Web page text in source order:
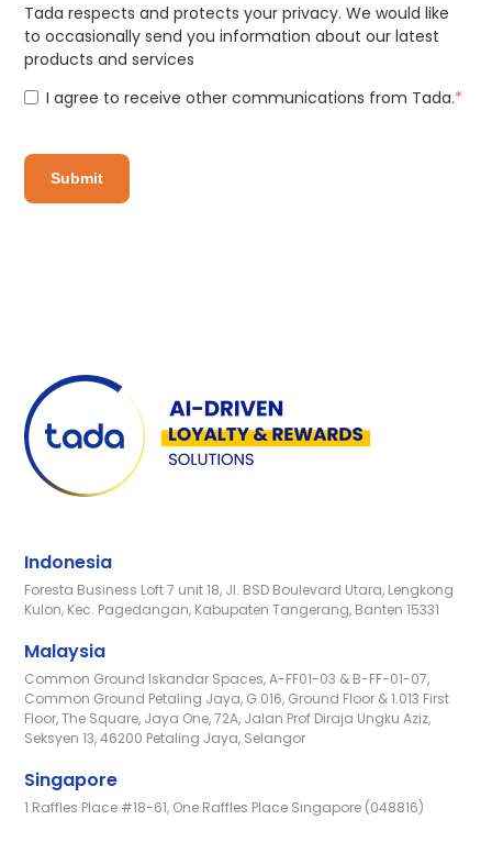
Tada respects and protects your privacy. We would like
to occasionally send you information about our latest
products and services
I agree to receive other communications from Tada.*
Indonesia
Foresta Business Loft 7 unit 18, Jl. BSD Boulevard Utara, Lengkong
Kulon, Kec. Pagedangan, Kabupaten Tangerang, Banten 15331
Malaysia
Common Ground Iskandar Spaces, A-FF01-03 & B-FF-01-07,
Common Ground Petaling Jaya, G.016, Ground Floor & 1.013 First
Floor, The Square, Jaya One, 72A, Jalan Prof Diraja Ungku Aziz,
Seksyen 13, 46200 Petaling Jaya, Selangor
Singapore
1 Raffles Place #18-61, One Raffles Place Singapore (048816)